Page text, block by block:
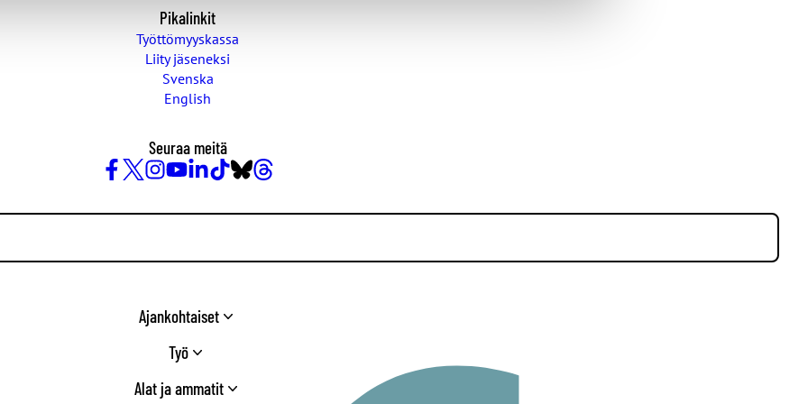
Pikalinkit
Työttömyyskassa
Liity jäseneksi
Svenska
English
Seuraa meitä
/
Ajankohtaiset
Työ
Alat ja ammatit